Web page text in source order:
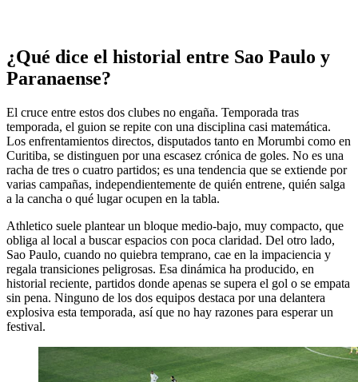
¿Qué dice el historial entre Sao Paulo y
Paranaense?
El cruce entre estos dos clubes no engaña. Temporada tras
temporada, el guion se repite con una disciplina casi matemática.
Los enfrentamientos directos, disputados tanto en Morumbi como en
Curitiba, se distinguen por una escasez crónica de goles. No es una
racha de tres o cuatro partidos; es una tendencia que se extiende por
varias campañas, independientemente de quién entrene, quién salga
a la cancha o qué lugar ocupen en la tabla.
Athletico suele plantear un bloque medio-bajo, muy compacto, que
obliga al local a buscar espacios con poca claridad. Del otro lado,
Sao Paulo, cuando no quiebra temprano, cae en la impaciencia y
regala transiciones peligrosas. Esa dinámica ha producido, en
historial reciente, partidos donde apenas se supera el gol o se empata
sin pena. Ninguno de los dos equipos destaca por una delantera
explosiva esta temporada, así que no hay razones para esperar un
festival.